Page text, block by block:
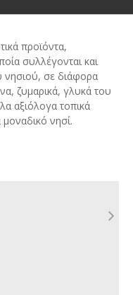
προϊόντα,
συλλέγονται και
νησιού, σε διάφορα
ζυμαρικά, γλυκά του
αξιόλογα τοπικά
νησί.